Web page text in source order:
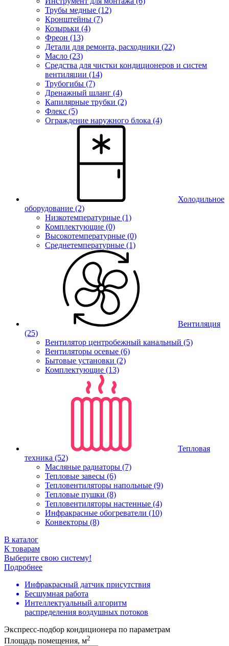
Трубы медные (12)
Кронштейны (7)
Козырьки (4)
Фреон (13)
Детали для ремонта, расходники (22)
Масло (23)
Средства для чистки кондиционеров и систем
вентиляции (14)
Трубогибы (7)
Дренажный шланг (4)
Капилярные трубки (2)
Флекс (5)
Ограждение наружного блока (4)
Холодильное
оборудование (2)
Низкотемпературные (1)
Комплектующие (0)
Высокотемпературные (0)
Среднетемпературные (1)
Вентиляция
(25)
Вентилятор центробежный канальный (5)
Вентиляторы осевые (6)
Бытовые установки (2)
Комплектующие (13)
Тепловая
техника (52)
Масляные радиаторы (7)
Тепловые завесы (6)
Тепловентиляторы напольные (9)
Тепловые пушки (8)
Тепловентиляторы настенные (4)
Инфракрасные обогреватели (10)
Конвекторы (8)
В каталог
К товарам
Выберите свою систему!
Подробнее
Инфракрасный датчик присутствия
Бесшумная работа
Интеллектуальный алгоритм
распределения воздушных потоков
Экспресс-подбор кондиционера по параметрам
Площадь помещения, м2